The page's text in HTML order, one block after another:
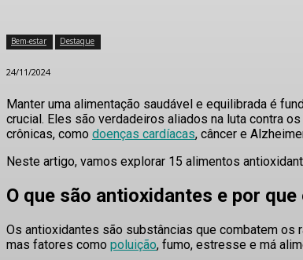
Bem-estar Destaque
24/11/2024
Manter uma alimentação saudável e equilibrada é
crucial. Eles são verdadeiros aliados na luta contra
crônicas, como doenças cardíacas, câncer e
Neste artigo, vamos explorar 15 alimentos
O que são antioxidantes e por
Os antioxidantes são substâncias que combatem
mas fatores como poluição, fumo, estresse e má